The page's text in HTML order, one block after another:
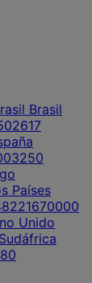
Brasil
Países
Sudáfrica